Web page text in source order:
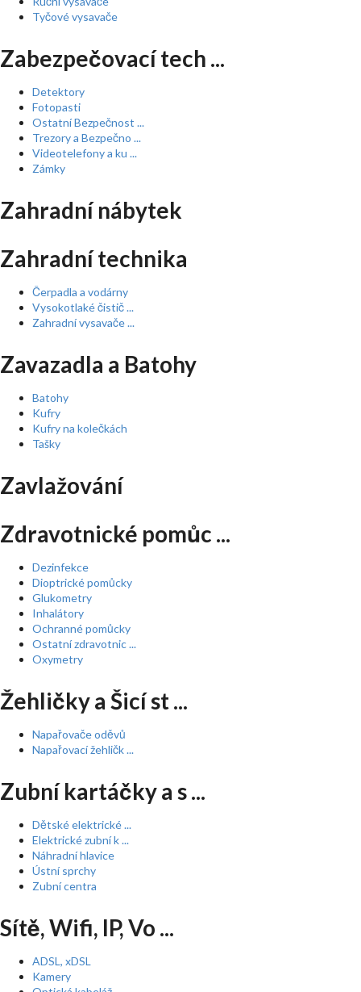
Tyčové vysavače
Zabezpečovací tech ...
Detektory
Fotopasti
Ostatní Bezpečnost ...
Trezory a Bezpečno ...
Videotelefony a ku ...
Zámky
Zahradní nábytek
Zahradní technika
Čerpadla a vodárny
Vysokotlaké čistič ...
Zahradní vysavače ...
Zavazadla a Batohy
Batohy
Kufry
Kufry na kolečkách
Tašky
Zavlažování
Zdravotnické pomůc ...
Dezinfekce
Dioptrické pomůcky
Glukometry
Inhalátory
Ochranné pomůcky
Ostatní zdravotnic ...
Oxymetry
Žehličky a Šicí st ...
Napařovače oděvů
Napařovací žehličk ...
Zubní kartáčky a s ...
Dětské elektrické ...
Elektrické zubní k ...
Náhradní hlavice
Ústní sprchy
Zubní centra
Sítě, Wifi, IP, Vo ...
ADSL, xDSL
Kamery